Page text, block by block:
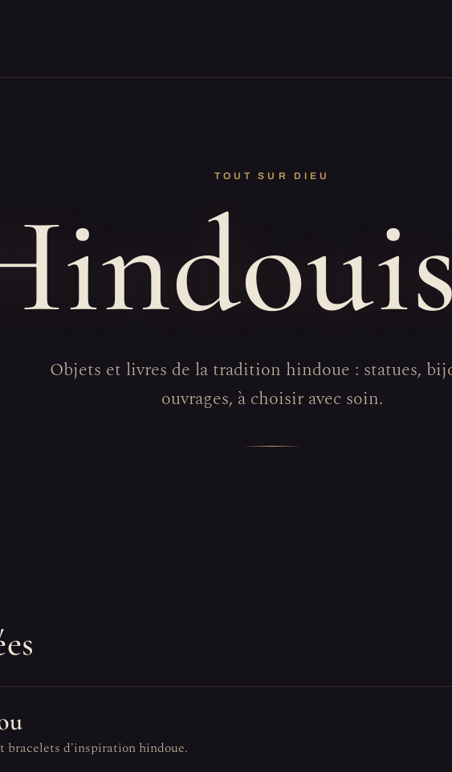
TOUT SUR DIEU
Objets et livres de la tradition hindoue : statues,
ouvrages, à choisir avec soin.
bracelets d'inspiration hindoue.